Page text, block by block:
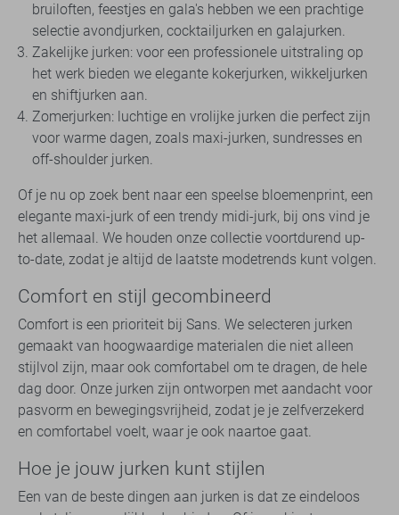
bruiloften, feestjes en gala's hebben we een prachtige
selectie avondjurken, cocktailjurken en galajurken.
Zakelijke jurken: voor een professionele uitstraling op
het werk bieden we elegante kokerjurken, wikkeljurken
en shiftjurken aan.
Zomerjurken: luchtige en vrolijke jurken die perfect zijn
voor warme dagen, zoals maxi-jurken, sundresses en
off-shoulder jurken.
Of je nu op zoek bent naar een speelse bloemenprint, een
elegante maxi-jurk of een trendy midi-jurk, bij ons vind je
het allemaal. We houden onze collectie voortdurend up-
to-date, zodat je altijd de laatste modetrends kunt volgen.
Comfort en stijl gecombineerd
Comfort is een prioriteit bij Sans. We selecteren jurken
gemaakt van hoogwaardige materialen die niet alleen
stijlvol zijn, maar ook comfortabel om te dragen, de hele
dag door. Onze jurken zijn ontworpen met aandacht voor
pasvorm en bewegingsvrijheid, zodat je je zelfverzekerd
en comfortabel voelt, waar je ook naartoe gaat.
Hoe je jouw jurken kunt stijlen
Een van de beste dingen aan jurken is dat ze eindeloos